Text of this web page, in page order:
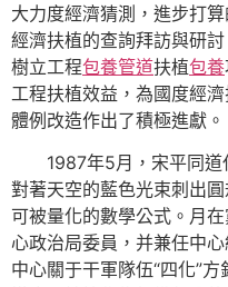
大力度經濟猜測，進步打
經濟扶植的查詢拜訪與研
樹立工程包養管道扶植包養
工程扶植效益，為國度經
體例改造作出了積極進獻。
1987年5月，宋平同
對著天空的藍色光束刺出
可被量化的數學公式。月
心政治局委員，并兼任中
中心關于干軍隊伍“四化”